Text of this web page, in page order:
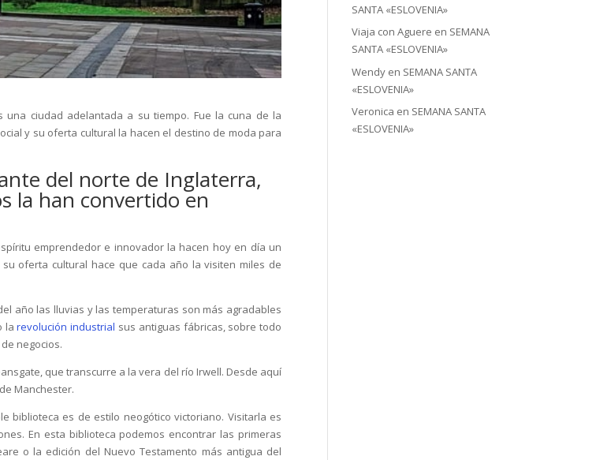
ciudad adelantada a su tiempo. Fue la cuna de la
y su oferta cultural la hacen el destino de moda para
del norte de Inglaterra,
la han convertido en
emprendedor e innovador la hacen hoy en día un
oferta cultural hace que cada año la visiten miles de
año las lluvias y las temperaturas son más agradables
larevolución industrial sus antiguas fábricas, sobre todo
negocios.
que transcurre a la vera del río Irwell. Desde aquí
Manchester.
biblioteca es de estilo neogótico victoriano. Visitarla es
En esta biblioteca podemos encontrar las primeras
o la edición del Nuevo Testamento más antigua del
SANTA «ESLOVENIA»
Viaja con Aguere en SEMANA
SANTA «ESLOVENIA»
Wendy en SEMANA SANTA
«ESLOVENIA»
Veronica en SEMANA SANTA
«ESLOVENIA»